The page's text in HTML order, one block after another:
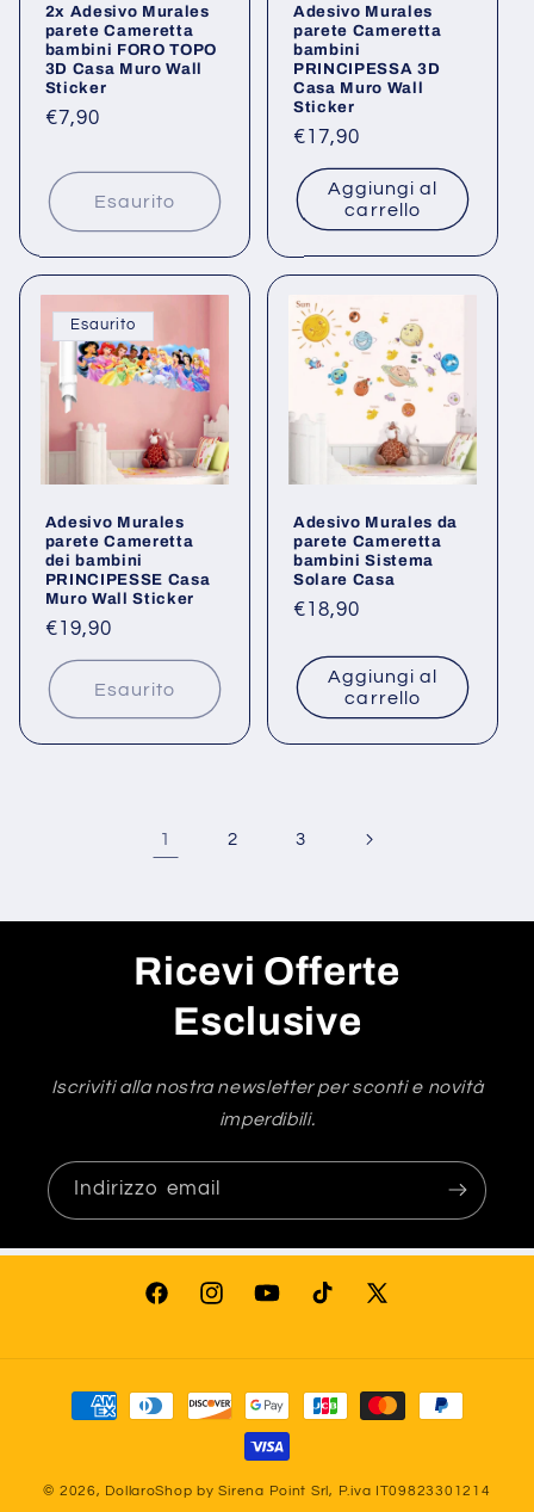
2x Adesivo Murales
parete Cameretta
bambini FORO TOPO
3D Casa Muro Wall
Sticker
Prezzo
listino
€7,90
Esaurito
Adesivo Murales
parete Cameretta
bambini
PRINCIPESSA 3D
Casa Muro Wall
Sticker
Prezzo
listino
€17,90
Aggiungi al
carrello
Esaurito
Adesivo Murales
parete Cameretta
dei bambini
PRINCIPESSE Casa
Muro Wall Sticker
Prezzo
listino
€19,90
Esaurito
Adesivo Murales da
parete Cameretta
bambini Sistema
Solare Casa
Prezzo
listino
€18,90
Aggiungi al
carrello
1 2 3
Ricevi Offerte
Esclusive
Iscriviti alla nostra newsletter per sconti e novità
imperdibili.
Indirizzo email
FacebookInstagramYouTubeTikTok
X
Metodi
© 2026, DollaroShop by Sirena Point Srl, P.iva IT09823301214